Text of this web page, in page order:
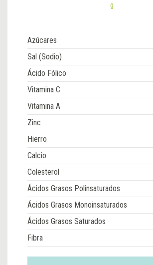
g
Azúcares
Sal (Sodio)
Ácido Fólico
Vitamina C
Vitamina A
Zinc
Hierro
Calcio
Colesterol
Ácidos Grasos Polinsaturados
Ácidos Grasos Monoinsaturados
Ácidos Grasos Saturados
Fibra